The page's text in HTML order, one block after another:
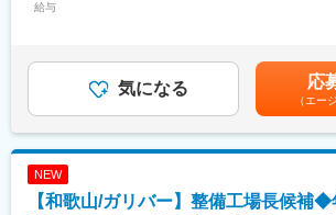
同社は、設立100年以上の歴史を持つ安定
や半導体、自動車、医療など多岐にわたる
ります。充実した福利厚生（健康経営、安
休日121日、月残業は概ね20時間以内、ノ
暇・1時間単位の休暇の導入など、働きや
宅制度も充実しています。
・来店集客活動（webサイトへの情報登録
ど）
・その他店舗運営業務など
■組織構成：
ります。
給与
年収には平均インセンティブ(60万)を含み
域手当 ※昇給年1回 ※賞与年2回(平均3ヶ月
450万円 入社2年目 店舗スタッフ年収634
年収855万円 入社6年目 店長賃金はあくま
り、選考を通じて上下する可能性がありま
気になる 応
（エー
NEW
【和歌山/ガリバー】整備工場長候補